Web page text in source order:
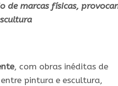
de marcas físicas,
, com obras inéditas de
pintura e escultura,